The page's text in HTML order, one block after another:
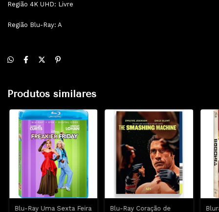
Região 4K UHD: Livre
Região Blu-Ray: A
Produtos similares
Blu-Ray Uma Sexta Feira
Blu-Ray Coração de